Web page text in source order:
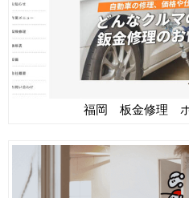
福岡 板金修理 ホ